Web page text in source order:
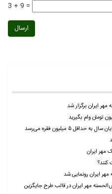
3 + 9 =
ارسال
ایران برگزار شد
۵ میلیون فقره می‌رسد
مهر ایران
کنند؟
ایران رونمایی شد
مهر ایران در قالب طرح جایگزین